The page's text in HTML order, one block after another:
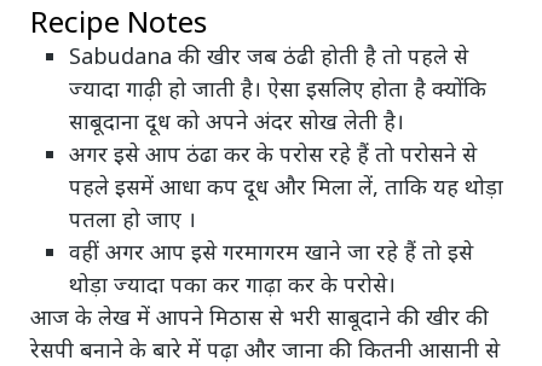
Recipe Notes
Sabudana की खीर जब ठंढी होती है तो पहले से
ज्यादा गाढ़ी हो जाती है। ऐसा इसलिए होता है क्योंकि
साबूदाना दूध को अपने अंदर सोख लेती है।
अगर इसे आप ठंढा कर के परोस रहे हैं तो परोसने से
पहले इसमें आधा कप दूध और मिला लें, ताकि यह थोड़ा
पतला हो जाए ।
वहीं अगर आप इसे गरमागरम खाने जा रहे हैं तो इसे
थोड़ा ज्यादा पका कर गाढ़ा कर के परोसे।
आज के लेख में आपने मिठास से भरी साबूदाने की खीर की
रेसपी बनाने के बारे में पढ़ा और जाना की कितनी आसानी से